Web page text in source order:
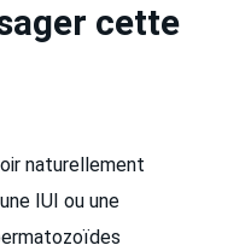
cette
naturellement
IUI ou une